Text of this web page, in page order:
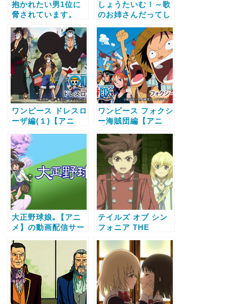
抱かれたい男1位に
脅されています。
信サービス比較と無
料で全話視聴する方
法
しょうたいむ！～歌
のお姉さんだってし
画配信サービス比較
と無料で全話視聴す
る方法
ワンピース ドレスロ
ーザ編(１)【アニ
ビス比較と無料で全
話視聴する方法
ワンピース フォクシ
ー海賊団編【アニ
ビス比較と無料で全
話視聴する方法
大正野球娘｡【アニ
メ】の動画配信サー
話視聴する方法
テイルズ オブ シン
フォニア THE
ァラント編【アニ
メ】の動画配信サー
ビス比較と無料で全
話視聴する方法